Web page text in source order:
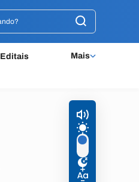
Editais Mais